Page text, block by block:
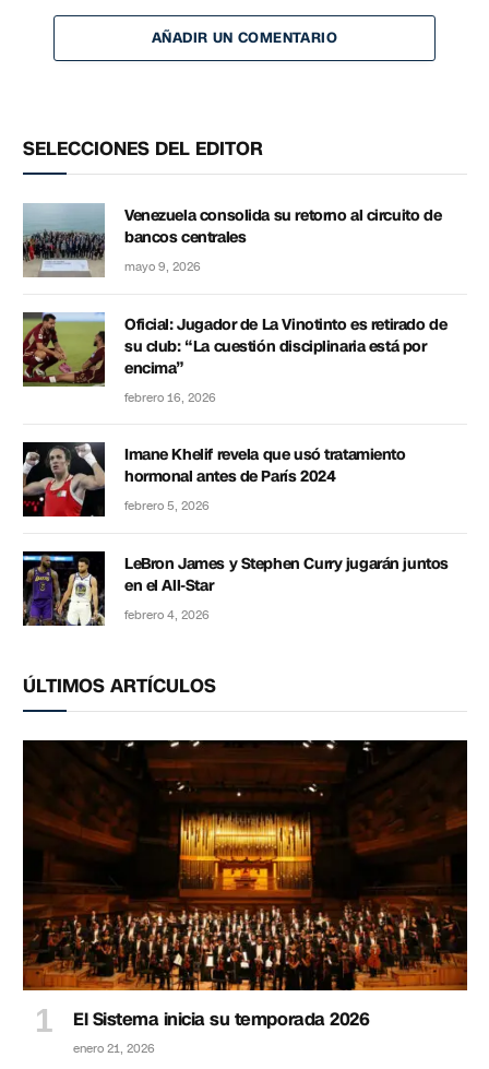
AÑADIR UN COMENTARIO
SELECCIONES DEL EDITOR
Venezuela consolida su retorno al circuito de
bancos centrales
mayo 9, 2026
Oficial: Jugador de La Vinotinto es retirado de
su club: “La cuestión disciplinaria está por
encima”
febrero 16, 2026
Imane Khelif revela que usó tratamiento
hormonal antes de París 2024
febrero 5, 2026
LeBron James y Stephen Curry jugarán juntos
en el All-Star
febrero 4, 2026
ÚLTIMOS ARTÍCULOS
El Sistema inicia su temporada 2026
enero 21, 2026